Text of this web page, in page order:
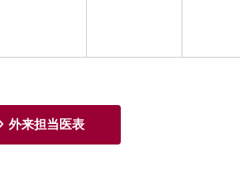
外来担当医表